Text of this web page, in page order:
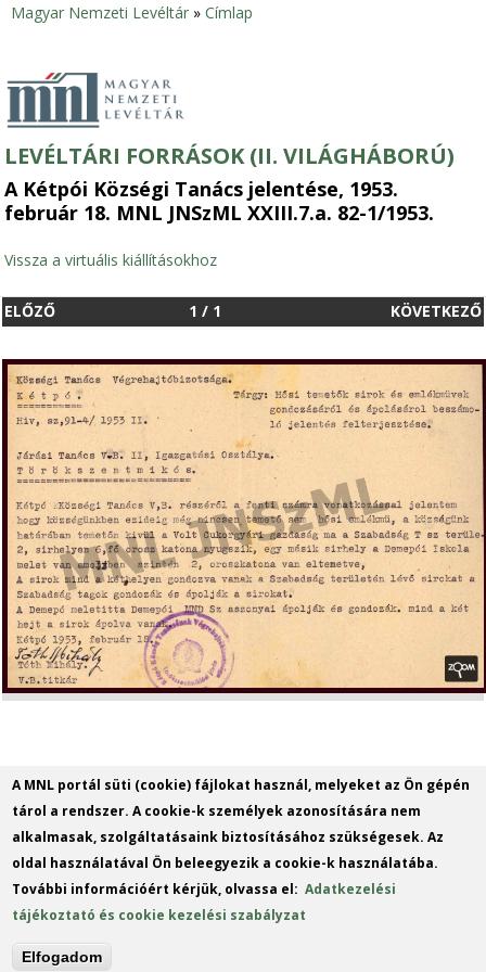
Jelenlegi
hely
Magyar Nemzeti Levéltár » Címlap
LEVÉLTÁRI FORRÁSOK (II. VILÁGHÁBORÚ)
A Kétpói Községi Tanács jelentése, 1953.
február 18. MNL JNSzML XXIII.7.a. 82-1/1953.
Vissza a virtuális kiállításokhoz
ELŐZŐ KÖVETKEZŐ
1 / 1
A MNL portál süti (cookie) fájlokat használ, melyeket az Ön gépén
tárol a rendszer. A cookie-k személyek azonosítására nem
alkalmasak, szolgáltatásaink biztosításához szükségesek. Az
oldal használatával Ön beleegyezik a cookie-k használatába.
További információért kérjük, olvassa el:Adatkezelési
tájékoztató és cookie kezelési szabályzat
Elfogadom